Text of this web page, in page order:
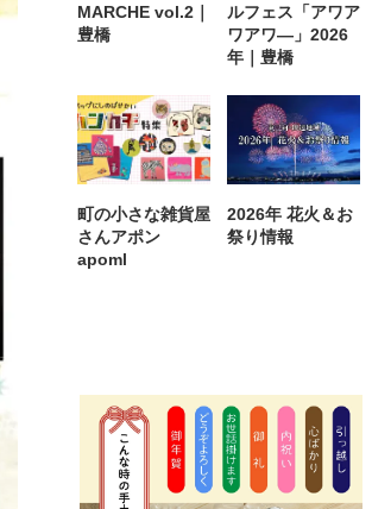
MARCHE vol.2｜
豊橋
ルフェス「アワア
ワアワ―」2026
年｜豊橋
町の小さな雑貨屋
さんアポン
apoml
2026年 花火＆お
祭り情報